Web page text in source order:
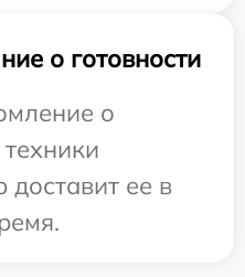
о готовности
о
ее в